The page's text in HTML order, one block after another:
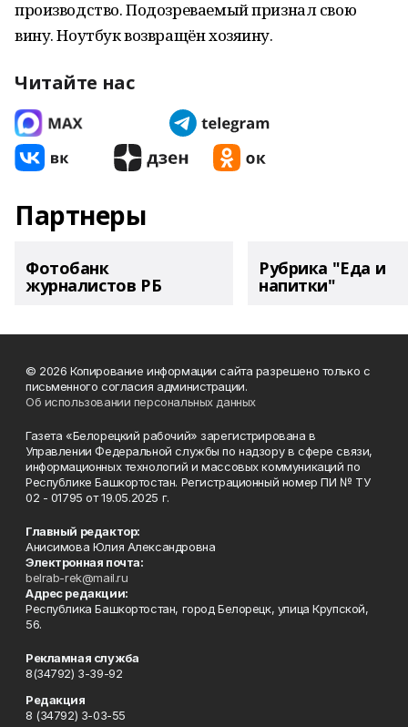
производство. Подозреваемый признал свою
вину. Ноутбук возвращён хозяину.
Читайте нас
Партнеры
Фотобанк
журналистов РБ
Рубрика "Еда и
напитки"
© 2026 Копирование информации сайта разрешено только с
письменного согласия администрации.
Об использовании персональных данных
Газета «Белорецкий рабочий» зарегистрирована в
Управлении Федеральной службы по надзору в сфере связи,
информационных технологий и массовых коммуникаций по
Республике Башкортостан. Регистрационный номер ПИ № ТУ
02 - 01795 от 19.05.2025 г.
Главный редактор:
Анисимова Юлия Александровна
Электронная почта:
belrab-rek@mail.ru
Адрес редакции:
Республика Башкортостан, город Белорецк, улица Крупской,
56.
Рекламная служба
8(34792) 3-39-92
Редакция
8 (34792) 3-03-55